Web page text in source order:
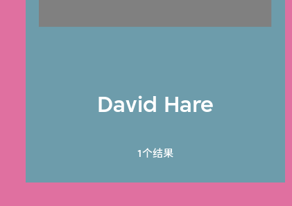
David Hare
1个结果